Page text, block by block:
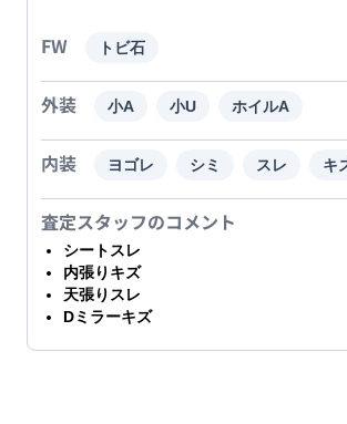
FW トビ石
外装 小A 小U ホイルA
内装 ヨゴレ シミ スレ キ
査定スタッフのコメント
シートスレ
内張りキズ
天張りスレ
Dミラーキズ